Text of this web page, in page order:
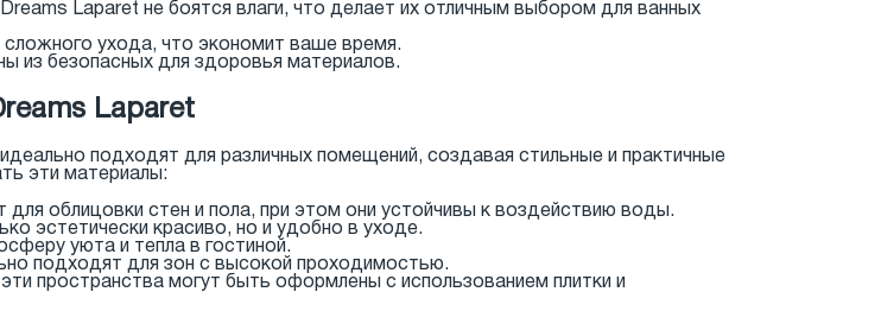
Laparet не боятся влаги, что делает их отличным выбором для ванных
ухода, что экономит ваше время.
из безопасных для здоровья материалов.
Laparet
подходят для различных помещений, создавая стильные и практичные
эти материалы:
для облицовки стен и пола, при этом они устойчивы к воздействию воды.
эстетически красиво, но и удобно в уходе.
уюта и тепла в гостиной.
подходят для зон с высокой проходимостью.
пространства могут быть оформлены с использованием плитки и